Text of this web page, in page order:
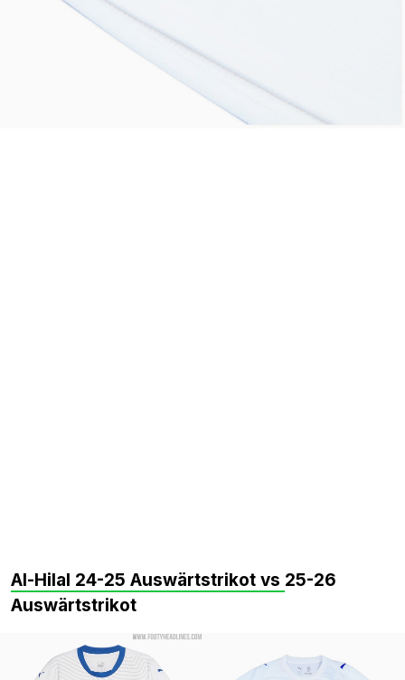
Al-Hilal 24-25 Auswärtstrikot vs 25-26
Auswärtstrikot